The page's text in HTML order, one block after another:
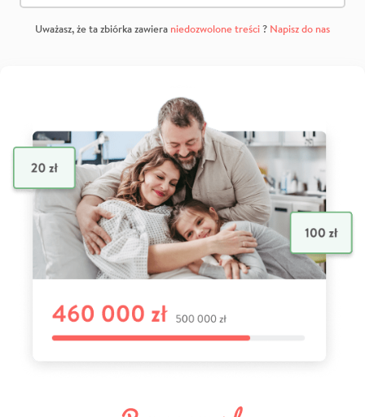
Uważasz, że ta zbiórka zawiera niedozwolone treści? Napisz do nas